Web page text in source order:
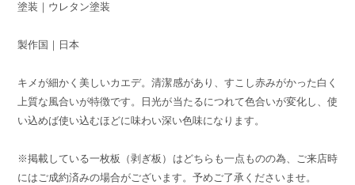
塗装｜ウレタン塗装
製作国｜日本
キメが細かく美しいカエデ。清潔感があり、すこし赤みがかった白く
上質な風合いが特徴です。日光が当たるにつれて色合いが変化し、使
い込めば使い込むほどに味わい深い色味になります。
※掲載している一枚板（剥ぎ板）はどちらも一点ものの為、ご来店時
にはご成約済みの場合がございます。予めご了承くださいませ。